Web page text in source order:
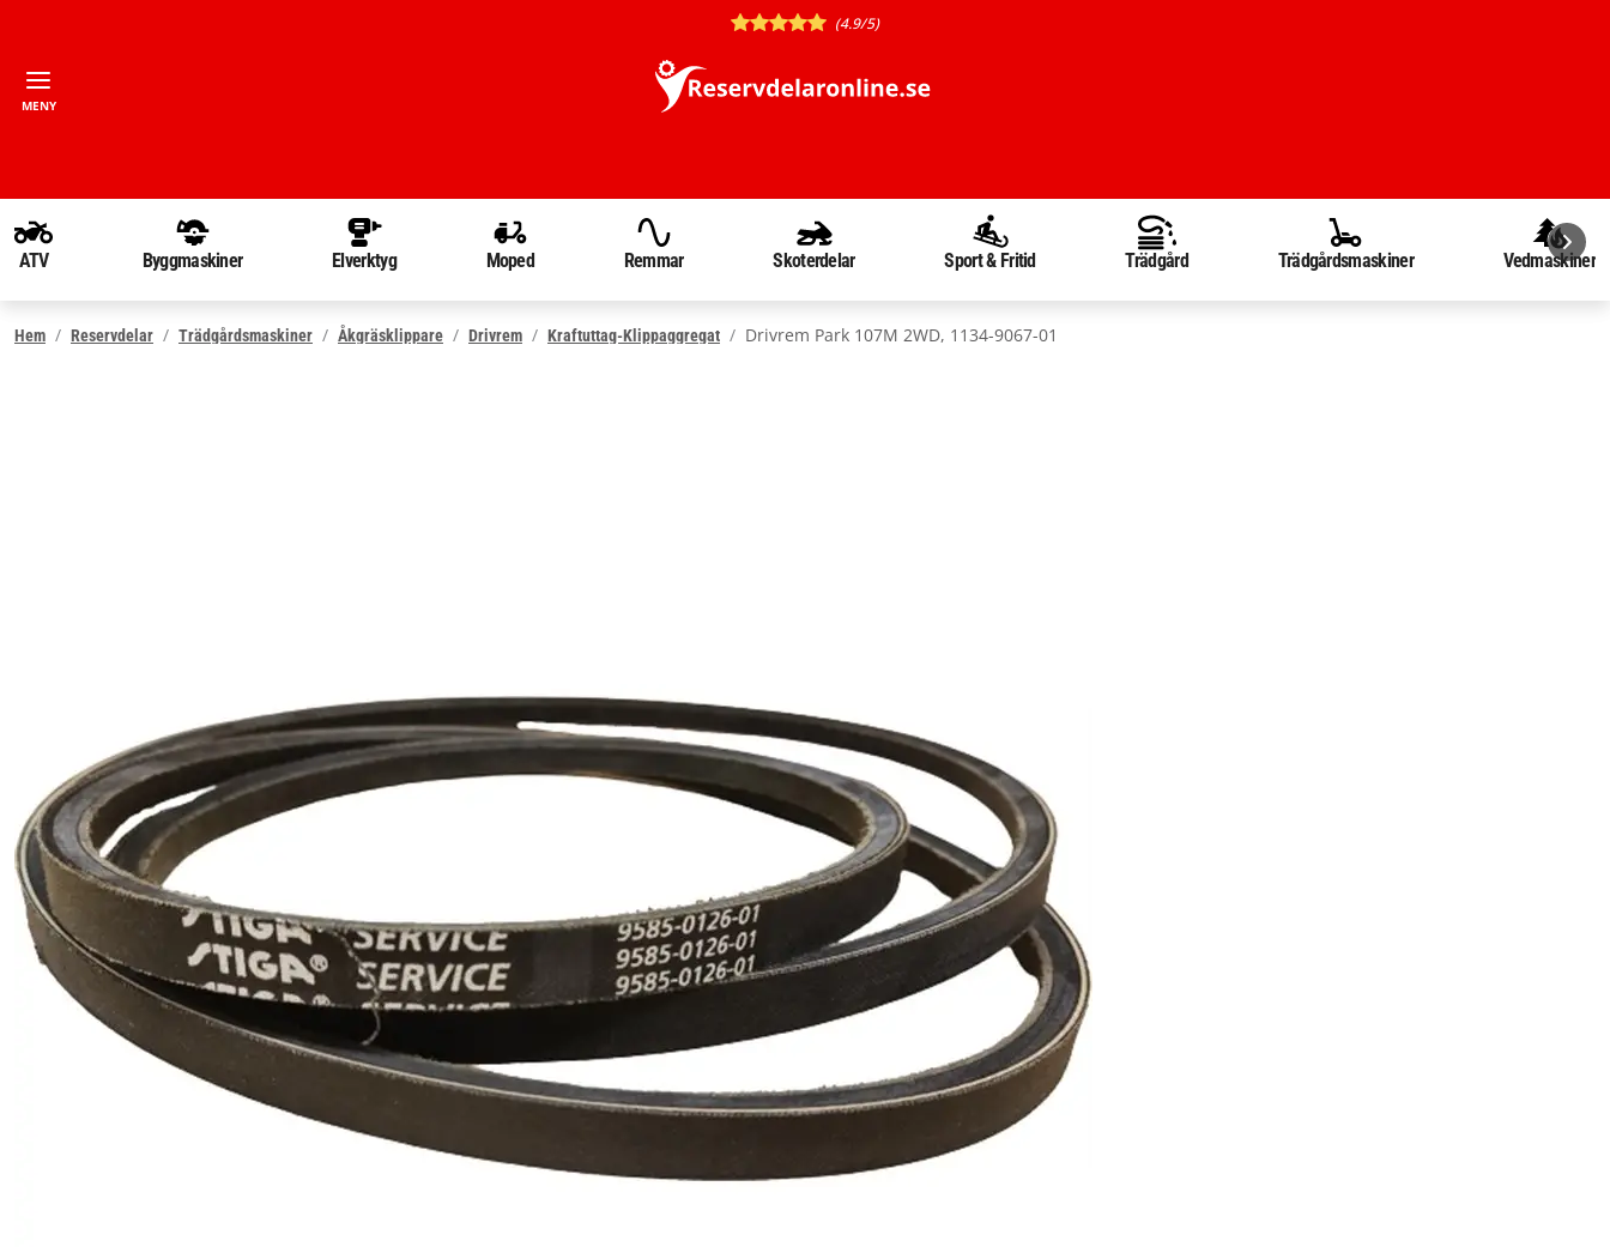
(4.9/5)
MENY
ATV Byggmaskiner Elverktyg Moped Remmar Skoterdelar Sport & Fritid Trädgård Trädgårdsmaskiner Vedmaskiner
Hem Reservdelar Trädgårdsmaskiner Åkgräsklippare Drivrem Kraftuttag-Klippaggregat Drivrem Park 107M 2WD, 1134-9067-01